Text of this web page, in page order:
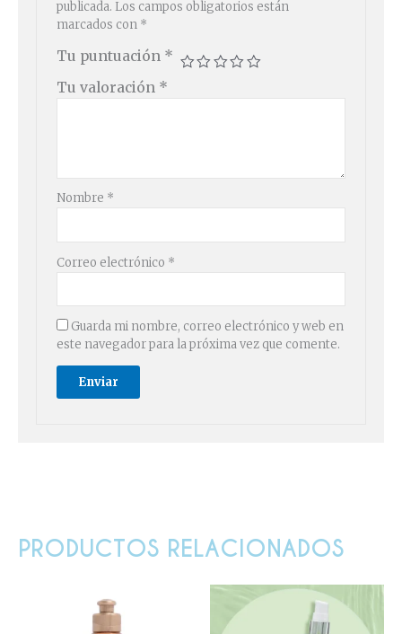
PRODUCTOS RELACIONADOS
publicada. Los campos obligatorios están
marcados con *
Tu puntuación *
Tu valoración *
Nombre *
Correo electrónico *
Guarda mi nombre, correo electrónico y web en
este navegador para la próxima vez que comente.